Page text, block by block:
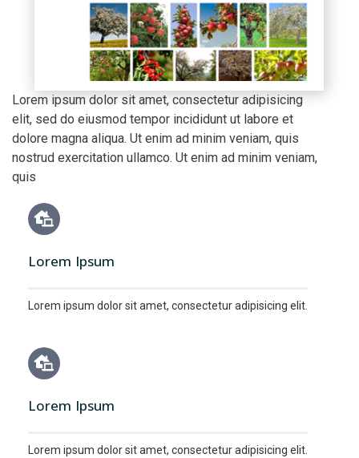
Lorem ipsum dolor sit amet, consectetur adipisicing
elit, sed do eiusmod tempor incididunt ut labore et
dolore magna aliqua. Ut enim ad minim veniam, quis
nostrud exercitation ullamco. Ut enim ad minim veniam,
quis
Lorem Ipsum
Lorem ipsum dolor sit amet, consectetur adipisicing elit.
Lorem Ipsum
Lorem ipsum dolor sit amet, consectetur adipisicing elit.